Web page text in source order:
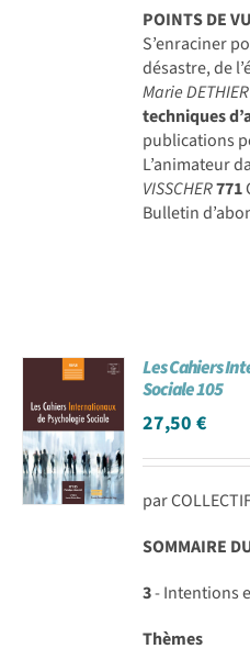
POINTS DE
S’enraciner
désastre, de
Marie DETHIER
techniques
publications
L’animateur
VISSCHER771
Bulletin
Les Cahiers
Sociale 105
27,50€
par
SOMMAIRE
3- Intentions
Thèmes